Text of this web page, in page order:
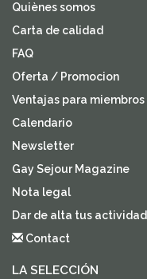
Quiènes somos
Carta de calidad
FAQ
Oferta / Promocion
Ventajas para miembros
Calendario
Newsletter
Gay Sejour Magazine
Nota legal
Dar de alta tus actividad
Contact
LA SELECCIÓN